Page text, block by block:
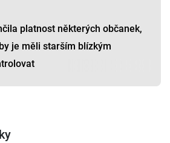
platnost některých občanek,
je měli starším blízkým